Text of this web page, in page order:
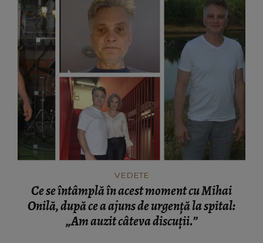
VEDETE
Ce se întâmplă în acest moment cu Mihai
Onilă, după ce a ajuns de urgență la spital:
„Am auzit câteva discuții.”